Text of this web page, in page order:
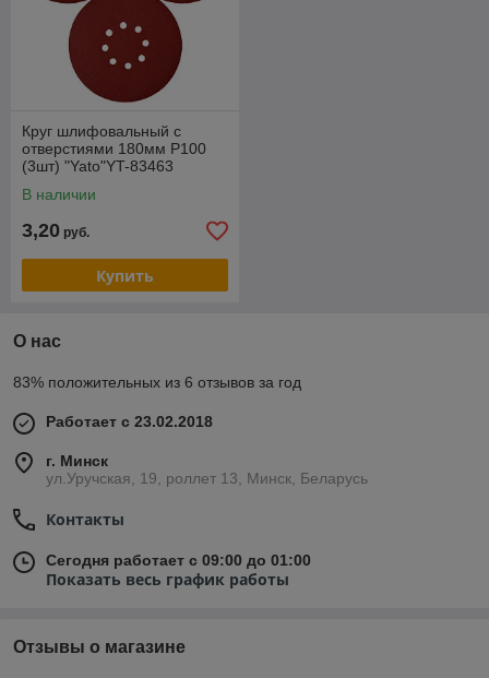
Круг шлифовальный с
отверстиями 180мм Р100
(3шт) "Yato"YT-83463
В наличии
3,20 руб.
Купить
О нас
83% положительных из 6 отзывов за год
Работает с 23.02.2018
г. Минск
ул.Уручская, 19, роллет 13, Минск, Беларусь
Контакты
Сегодня работает с 09:00 до 01:00
Показать весь график работы
Отзывы о магазине